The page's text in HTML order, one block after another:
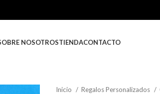
NOSOTROSTIENDACONTACTO
Inicio Regalos Personalizados